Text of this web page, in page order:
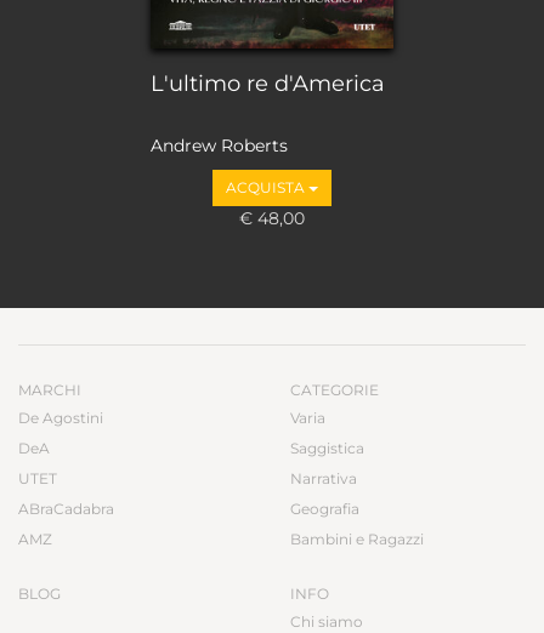
L'ultimo re d'America
Andrew Roberts
ACQUISTA
€ 48,00
MARCHI
De Agostini
DeA
UTET
ABraCadabra
AMZ
BLOG
CATEGORIE
Varia
Saggistica
Narrativa
Geografia
Bambini e Ragazzi
INFO
Chi siamo